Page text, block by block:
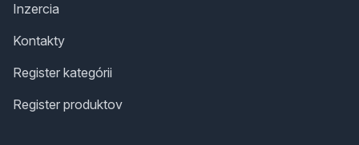
Inzercia
Kontakty
Register kategórii
Register produktov